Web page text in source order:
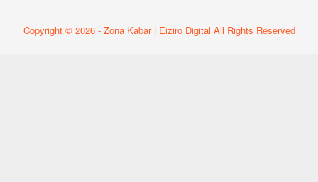
Copyright © 2026 - Zona Kabar | Eiziro Digital All Rights Reserved